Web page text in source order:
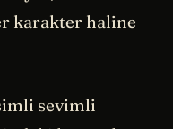
karakter haline
sevimli